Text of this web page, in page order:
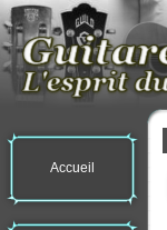
Accueil